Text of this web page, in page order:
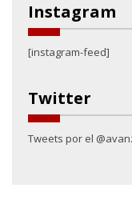
Instagram
[instagram-feed]
Twitter
Tweets por el